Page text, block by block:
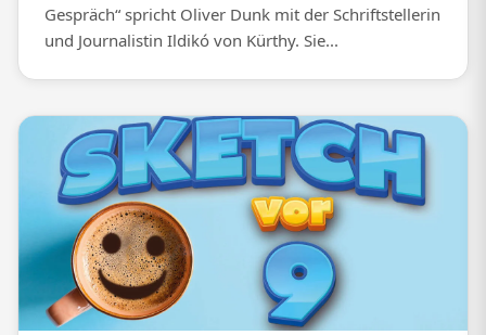
Gespräch“ spricht Oliver Dunk mit der Schriftstellerin
und Journalistin Ildikó von Kürthy. Sie...